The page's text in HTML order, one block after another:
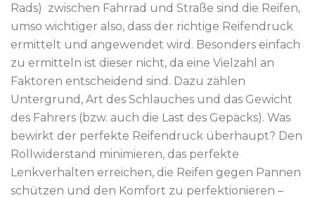
Rads) zwischen Fahrrad und Straße sind die Reifen,
umso wichtiger also, dass der richtige Reifendruck
ermittelt und angewendet wird. Besonders einfach
zu ermitteln ist dieser nicht, da eine Vielzahl an
Faktoren entscheidend sind. Dazu zählen
Untergrund, Art des Schlauches und das Gewicht
des Fahrers (bzw. auch die Last des Gepäcks). Was
bewirkt der perfekte Reifendruck überhaupt? Den
Rollwiderstand minimieren, das perfekte
Lenkverhalten erreichen, die Reifen gegen Pannen
schützen und den Komfort zu perfektionieren –